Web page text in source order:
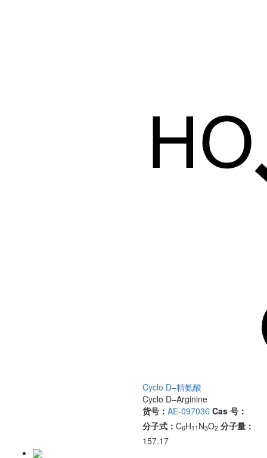
Cyclo D–精氨酸
Cyclo D–Arginine
货号： AE-097036 Cas 号：
分子式： C6H11 N3O2 分子量：
157.17